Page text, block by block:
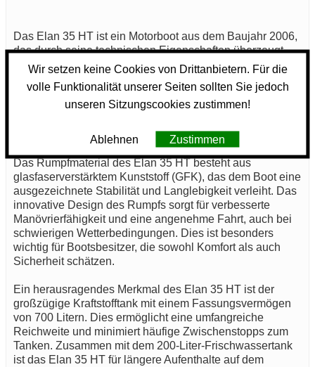
Das Elan 35 HT ist ein Motorboot aus dem Baujahr 2006,
das durch seine technischen Eigenschaften überzeugt.
Mit einem leistungsstarken Antriebssystem ausgestattet,
Motoren mit jeweils 200 PS. Diese Kombination aus zwei
Dieselmotoren gewährleistet eine hohe Effizienz und
dem Wasser optimal ist.
Das Rumpfmaterial des Elan 35 HT besteht aus
glasfaserverstärktem Kunststoff (GFK), das dem Boot eine
ausgezeichnete Stabilität und Langlebigkeit verleiht. Das
innovative Design des Rumpfs sorgt für verbesserte
Manövrierfähigkeit und eine angenehme Fahrt, auch bei
schwierigen Wetterbedingungen. Dies ist besonders
wichtig für Bootsbesitzer, die sowohl Komfort als auch
Sicherheit schätzen.
Ein herausragendes Merkmal des Elan 35 HT ist der
großzügige Kraftstofftank mit einem Fassungsvermögen
von 700 Litern. Dies ermöglicht eine umfangreiche
Reichweite und minimiert häufige Zwischenstopps zum
Tanken. Zusammen mit dem 200-Liter-Frischwassertank
ist das Elan 35 HT für längere Aufenthalte auf dem
Wir setzen keine Cookies von Drittanbietern. Für die
volle Funktionalität unserer Seiten sollten Sie jedoch
unseren Sitzungscookies zustimmen!
Ablehnen Zustimmen